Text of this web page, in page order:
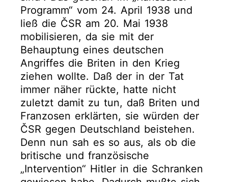
Programm“ vom 24. April 1938 und
ließ die ČSR am 20. Mai 1938
mobilisieren, da sie mit der
Behauptung eines deutschen
Angriffes die Briten in den Krieg
ziehen wollte. Daß der in der Tat
immer näher rückte, hatte nicht
zuletzt damit zu tun, daß Briten und
Franzosen erklärten, sie würden der
ČSR gegen Deutschland beistehen.
Denn nun sah es so aus, als ob die
britische und französische
„Intervention“ Hitler in die Schranken